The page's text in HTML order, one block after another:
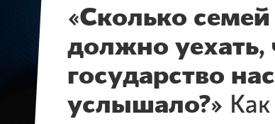
«Сколько
должно уехать,
государство нас
услышало?» Как